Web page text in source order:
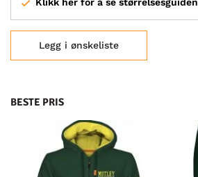
Legg i ønskeliste
BESTE PRIS